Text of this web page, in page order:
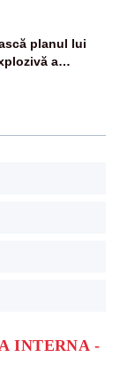
INTERNA -
planul lui
a
PLUS